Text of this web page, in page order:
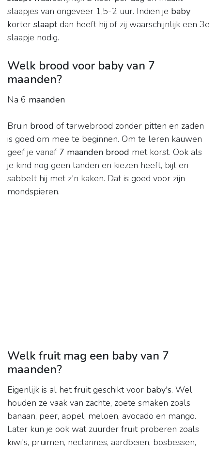
slaapjes van ongeveer 1,5-2 uur. Indien je baby
korter slaaptdan heeft hij of zij waarschijnlijk een 3e
slaapje nodig.
Welk brood voor baby van 7
maanden?
Na 6 maanden
Bruin brood of tarwebrood zonder pitten en zaden
is goed om mee te beginnen. Om te leren kauwen
geef je vanaf 7 maanden brood met korst. Ook als
je kind nog geen tanden en kiezen heeft, bijt en
sabbelt hij met z'n kaken. Dat is goed voor zijn
mondspieren.
Welk fruit mag een baby van 7
maanden?
Eigenlijk is al hetfruitgeschikt voor baby's. Wel
houden ze vaak van zachte, zoete smaken zoals
banaan, peer, appel, meloen, avocado en mango.
Later kun je ook wat zuurder fruitproberen zoals
kiwi's, pruimen, nectarines, aardbeien, bosbessen,